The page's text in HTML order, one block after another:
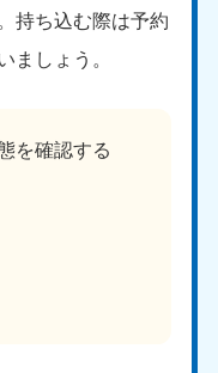
持ち込む際は予約
ましょう。
を確認する